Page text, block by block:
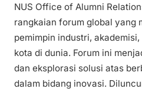
NUS Office of Alumni
rangkaian forum global yang
pemimpin industri,
kota di dunia. Forum ini
dan eksplorasi solusi atas
dalam bidang inovasi.